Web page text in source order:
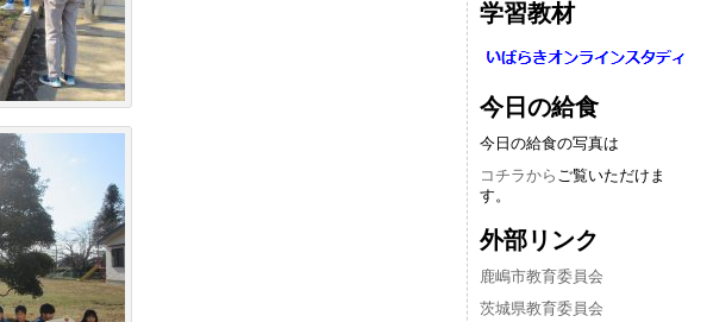
学習教材
今日の給食
今日の給食の写真は
コチラから ご覧いただけま
す。
外部リンク
鹿嶋市教育委員会
茨城県教育委員会